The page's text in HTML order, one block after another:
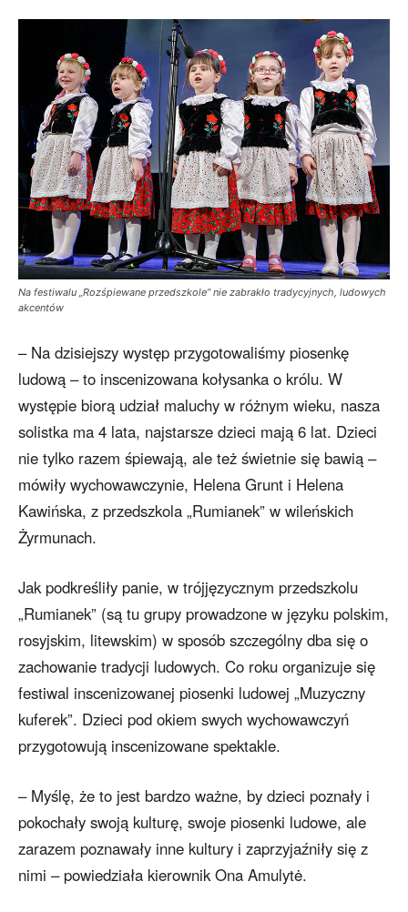
Na festiwalu „Rozśpiewane przedszkole” nie zabrakło tradycyjnych, ludowych
akcentów
– Na dzisiejszy występ przygotowaliśmy piosenkę
ludową – to inscenizowana kołysanka o królu. W
występie biorą udział maluchy w różnym wieku, nasza
solistka ma 4 lata, najstarsze dzieci mają 6 lat. Dzieci
nie tylko razem śpiewają, ale też świetnie się bawią –
mówiły wychowawczynie, Helena Grunt i Helena
Kawińska, z przedszkola „Rumianek” w wileńskich
Żyrmunach.
Jak podkreśliły panie, w trójjęzycznym przedszkolu
„Rumianek” (są tu grupy prowadzone w języku polskim,
rosyjskim, litewskim) w sposób szczególny dba się o
zachowanie tradycji ludowych. Co roku organizuje się
festiwal inscenizowanej piosenki ludowej „Muzyczny
kuferek”. Dzieci pod okiem swych wychowawczyń
przygotowują inscenizowane spektakle.
– Myślę, że to jest bardzo ważne, by dzieci poznały i
pokochały swoją kulturę, swoje piosenki ludowe, ale
zarazem poznawały inne kultury i zaprzyjaźniły się z
nimi – powiedziała kierownik Ona Amulytė.